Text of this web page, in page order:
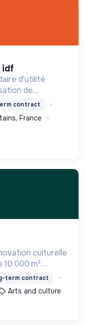
idf
d'utilité
de
programmes
en recherche
contract
France
culturelle
000 m².
découverte,
term contract
Arts and culture